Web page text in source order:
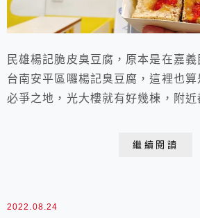
民雄楊記脆皮臭豆腐，原本是在嘉
台南安平區囉楊記臭豆腐，這裡也
必爭之地，光大樓就有好幾棟，附
招牌上有個民雄字眼，原以為是老闆
繼續閱讀
2022.08.24